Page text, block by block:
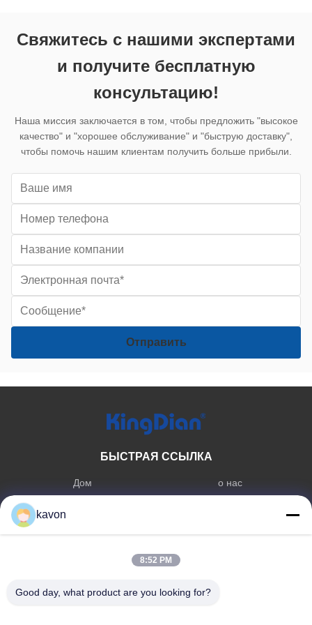
Свяжитесь с нашими экспертами
и получите бесплатную
консультацию!
Наша миссия заключается в том, чтобы предложить "высокое
качество" и "хорошее обслуживание" и "быструю доставку",
чтобы помочь нашим клиентам получить больше прибыли.
БЫСТРАЯ ССЫЛКА
Дом о нас
Внутренний твердотельный
kavon
8:52 PM
Good day, what product are you looking for?